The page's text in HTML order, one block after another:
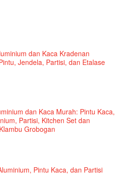
dan Kaca Kradenan
Jendela, Partisi, dan Etalase
dan Kaca Murah: Pintu Kaca,
Partisi, Kitchen Set dan
Grobogan
Pintu Kaca, dan Partisi